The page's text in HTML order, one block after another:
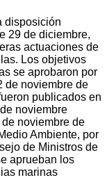
disposición
29 de diciembre,
actuaciones de
Los objetivos
se aprobaron por
de noviembre de
publicados en
noviembre
noviembre de
Ambiente, por
de Ministros de
aprueban los
marinas